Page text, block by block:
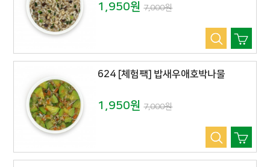
1,950원7,000원
624 [체험팩] 밥새우애호박나물
1,950원7,000원